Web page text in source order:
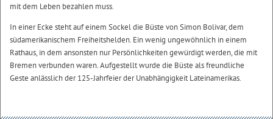
mit dem Leben bezahlen muss.
In einer Ecke steht auf einem Sockel die Büste von Simon Bolivar, dem
südamerikanischem Freiheitshelden. Ein wenig ungewöhnlich in einem
Rathaus, in dem ansonsten nur Persönlichkeiten gewürdigt werden, die mit
Bremen verbunden waren. Aufgestellt wurde die Büste als freundliche
Geste anlässlich der 125-Jahrfeier der Unabhängigkeit Lateinamerikas.